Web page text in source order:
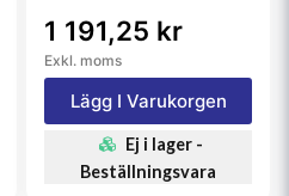
1 191,25 kr
Exkl. moms
Lägg I Varukorgen
Ej i lager -
Beställningsvara